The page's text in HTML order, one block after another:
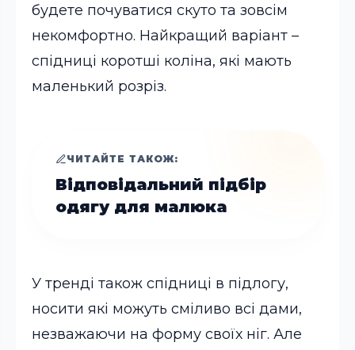
будете почуватися скуто та зовсім
некомфортно. Найкращий варіант –
спідниці коротші коліна, які мають
маленький розріз.
ЧИТАЙТЕ ТАКОЖ:
Відповідальний підбір
одягу для малюка
У тренді також спідниці в підлогу,
носити які можуть сміливо всі дами,
незважаючи на форму своїх ніг. Але